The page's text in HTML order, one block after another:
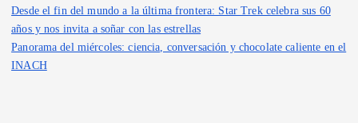
Desde el fin del mundo a la última frontera: Star Trek celebra sus 60
años y nos invita a soñar con las estrellas
Panorama del miércoles: ciencia, conversación y chocolate caliente en el
INACH